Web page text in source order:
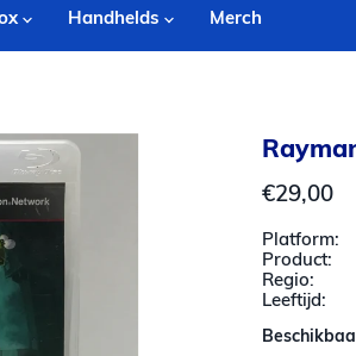
Handhelds Merch
Huidige
€29,00
Platform:
Product:
Regio: